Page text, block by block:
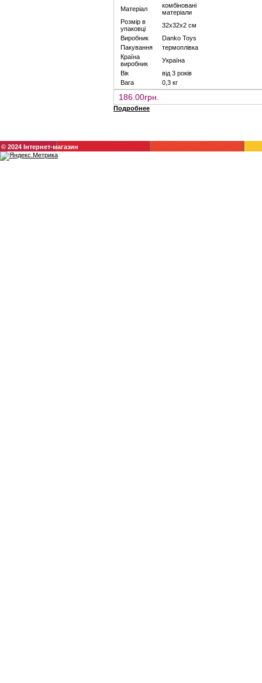
Матеріал
комбіновані
матеріали
Розмір в
упаковці
32х32х2 см
Виробник
Danko Toys
Пакування
термоплівка
Країна
виробник
Україна
Вік
від 3 років
Вага
0,3 кг
186.00грн.
Подробнее
© 2024 Інтернет-магазин